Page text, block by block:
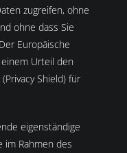
zugreifen, ohne
ohne dass Sie
Europäische
Urteil den
Shield) für
eigenständige
im Rahmen des